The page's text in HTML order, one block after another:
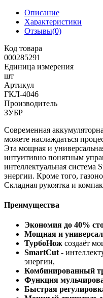
Описание
Характеристики
Отзывы(0)
Код товара
000285291
Единица измерения
шт
Артикул
ГКЛ-4046
Производитель
ЗУБР
Современная
можете наслаждаться
Эта мощная и
интуитивно понятным
интеллектуальная система
энергии. Кроме того,
Складная рукоятка и
Преимущества
Экономия до 40%
Мощная и
ТурбоНож создаёт
SmartCut-
энергии,
Комбинированный
Функция
Быстрая